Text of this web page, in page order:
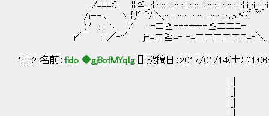
ノ===ミ }{≦:_:{:: :: :: :: :: :: :: :: :: :: :: :: ::
/r‐‐:､ ヽj{ﾘ⌒ｿ:＼:: :: :: :: :: :: :: :: :: ::｡o≦{⌒゛
ソ : : ＼ ｱ ‐=ニ≧=======≦ニニﾆ=‐
r'゛ : :／‐''゛ j‐=ニ≧=‐ ‐=ニニニニニﾆ=‐＼
1552 名前： fido ◆gj8ofMYqIg [] 投稿日：2017/01/14(土)